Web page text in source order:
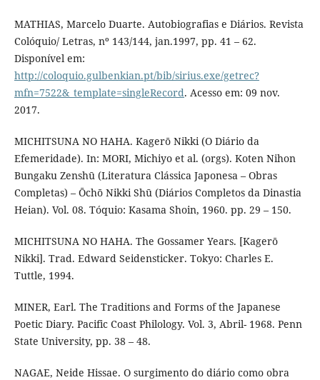
MATHIAS, Marcelo Duarte. Autobiografias e Diários. Revista
Colóquio/ Letras, nº 143/144, jan.1997, pp. 41 – 62.
Disponível em:
http://coloquio.gulbenkian.pt/bib/sirius.exe/getrec?
mfn=7522&_template=singleRecord. Acesso em: 09 nov.
2017.
MICHITSUNA NO HAHA. Kagerō Nikki (O Diário da
Efemeridade). In: MORI, Michiyo et al. (orgs). Koten Nihon
Bungaku Zenshū (Literatura Clássica Japonesa – Obras
Completas) – Ōchō Nikki Shū (Diários Completos da Dinastia
Heian). Vol. 08. Tóquio: Kasama Shoin, 1960. pp. 29 – 150.
MICHITSUNA NO HAHA. The Gossamer Years. [Kagerō
Nikki]. Trad. Edward Seidensticker. Tokyo: Charles E.
Tuttle, 1994.
MINER, Earl. The Traditions and Forms of the Japanese
Poetic Diary. Pacific Coast Philology. Vol. 3, Abril- 1968. Penn
State University, pp. 38 – 48.
NAGAE, Neide Hissae. O surgimento do diário como obra